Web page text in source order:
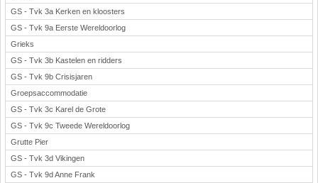
GS - Tvk 3a Kerken en kloosters
GS - Tvk 9a Eerste Wereldoorlog
Grieks
GS - Tvk 3b Kastelen en ridders
GS - Tvk 9b Crisisjaren
Groepsaccommodatie
GS - Tvk 3c Karel de Grote
GS - Tvk 9c Tweede Wereldoorlog
Grutte Pier
GS - Tvk 3d Vikingen
GS - Tvk 9d Anne Frank